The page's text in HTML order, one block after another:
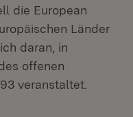
die European
Länder
daran, in
offenen
veranstaltet.